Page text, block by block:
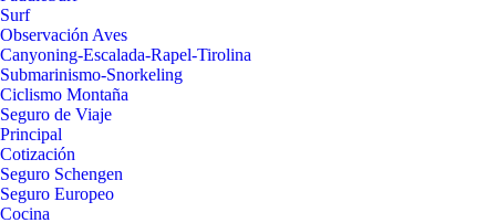
Surf
Observación Aves
Canyoning-Escalada-Rapel-Tirolina
Submarinismo-Snorkeling
Ciclismo Montaña
Seguro de Viaje
Principal
Cotización
Seguro Schengen
Seguro Europeo
Cocina